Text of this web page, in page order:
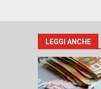
LEGGI ANCHE